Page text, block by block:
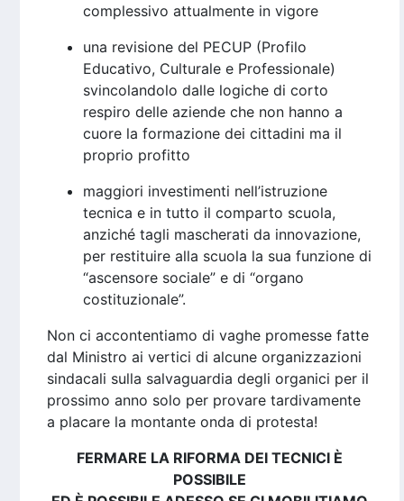
complessivo attualmente in vigore
una revisione del PECUP (Profilo
Educativo, Culturale e Professionale)
svincolandolo dalle logiche di corto
respiro delle aziende che non hanno a
cuore la formazione dei cittadini ma il
proprio profitto
maggiori investimenti nell’istruzione
tecnica e in tutto il comparto scuola,
anziché tagli mascherati da innovazione,
per restituire alla scuola la sua funzione di
“ascensore sociale” e di “organo
costituzionale”.
Non ci accontentiamo di vaghe promesse fatte
dal Ministro ai vertici di alcune organizzazioni
sindacali sulla salvaguardia degli organici per il
prossimo anno solo per provare tardivamente
a placare la montante onda di protesta!
FERMARE LA RIFORMA DEI TECNICI È
POSSIBILE